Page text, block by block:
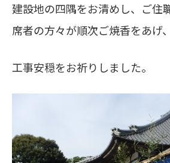
建設地の四隅をお清めし、ご住
席者の方々が順次ご焼香をあげ、
工事安穏をお祈りしました。